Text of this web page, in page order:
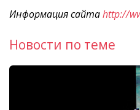
Информация сайтаhttp://
Новости по теме